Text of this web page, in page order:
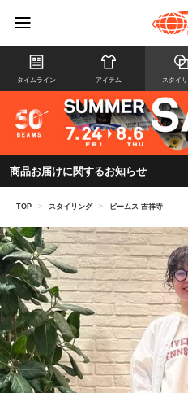
タイムライン アイテム スタイ
商品お届けに関するお知らせ
TOP > スタイリング > ビームス 吉祥寺